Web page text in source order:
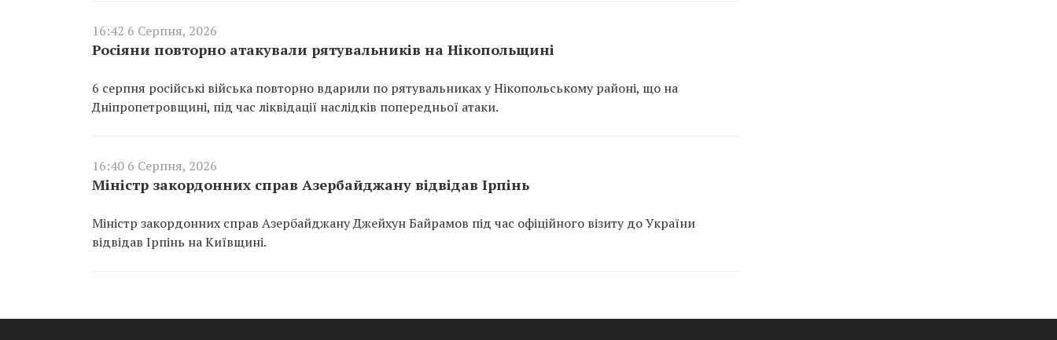
16:42 6 Серпня, 2026
Росіяни повторно атакували рятувальників на Нікопольщині
6 серпня російські війська повторно вдарили по рятувальниках у Нікопольському районі, що на
Дніпропетровщині, під час ліквідації наслідків попередньої атаки.
16:40 6 Серпня, 2026
Міністр закордонних справ Азербайджану відвідав Ірпінь
Міністр закордонних справ Азербайджану Джейхун Байрамов під час офіційного візиту до України
відвідав Ірпінь на Київщині.